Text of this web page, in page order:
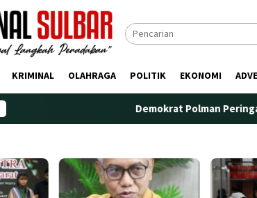
KRIMINAL OLAHRAGA POLITIK EKONOMI
Demokrat Polman Peringati